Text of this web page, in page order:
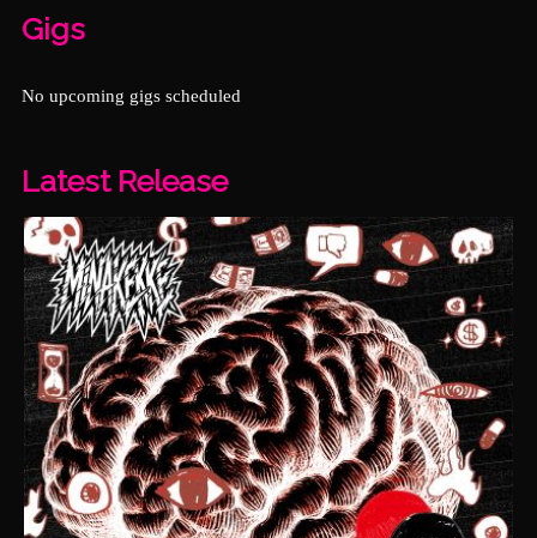
Gigs
No upcoming gigs scheduled
Latest Release